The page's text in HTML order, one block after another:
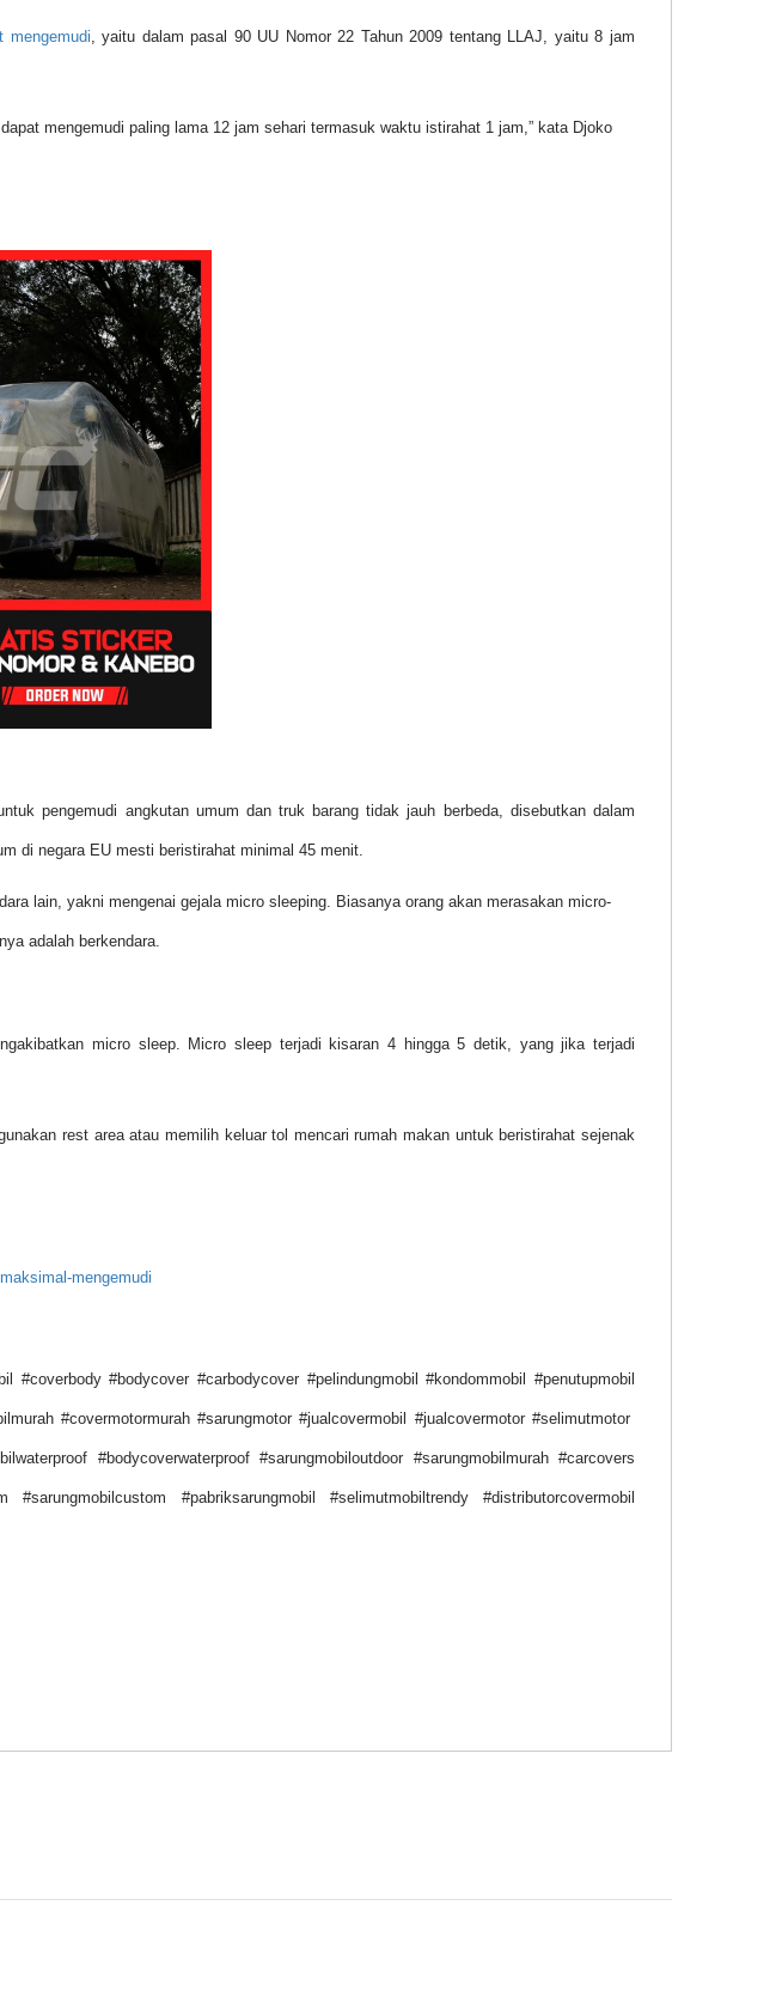
mengemudi, yaitu dalam pasal 90 UU Nomor 22 Tahun 2009 tentang LLAJ, yaitu 8 jam
mengemudi paling lama 12 jam sehari termasuk waktu istirahat 1 jam,” kata Djoko
pengemudi angkutan umum dan truk barang tidak jauh berbeda, disebutkan dalam
di negara EU mesti beristirahat minimal 45 menit.
lain, yakni mengenai gejala micro sleeping. Biasanya orang akan merasakan micro-
adalah berkendara.
micro sleep. Micro sleep terjadi kisaran 4 hingga 5 detik, yang jika terjadi
rest area atau memilih keluar tol mencari rumah makan untuk beristirahat sejenak
mengemudi
#bodycover #carbodycover #pelindungmobil #kondommobil #penutupmobil
#covermotormurah #sarungmotor #jualcovermobil #jualcovermotor #selimutmotor
#bodycoverwaterproof #sarungmobiloutdoor #sarungmobilmurah #carcovers
#pabriksarungmobil #selimutmobiltrendy #distributorcovermobil